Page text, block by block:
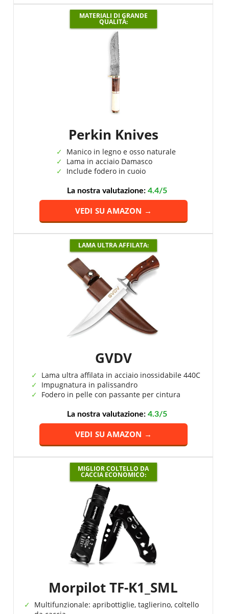
MATERIALI DI GRANDE
QUALITÀ:
‎Perkin Knives
Manico in legno e osso naturale
Lama in acciaio Damasco
Include fodero in cuoio
La nostra valutazione: 4.4/5
VEDI SU AMAZON →
LAMA ULTRA AFFILATA:
GVDV
Lama ultra affilata in acciaio inossidabile 440C
Impugnatura in palissandro
Fodero in pelle con passante per cintura
La nostra valutazione: 4.3/5
VEDI SU AMAZON →
MIGLIOR COLTELLO DA
CACCIA ECONOMICO:
Morpilot ‎TF-K1_SML
Multifunzionale: apribottiglie, taglierino, coltello